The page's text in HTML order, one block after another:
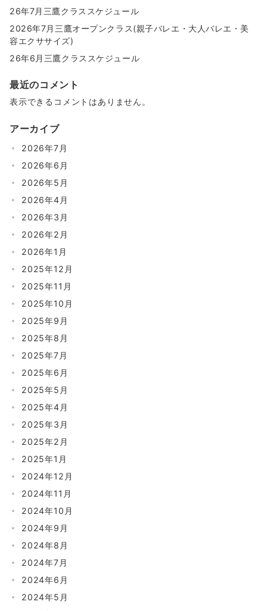
26年7月三鷹クラススケジュール
2026年7月三鷹オープンクラス(親子バレエ・大人バレエ・美
容エクササイズ)
26年6月三鷹クラススケジュール
最近のコメント
表示できるコメントはありません。
アーカイブ
2026年7月
2026年6月
2026年5月
2026年4月
2026年3月
2026年2月
2026年1月
2025年12月
2025年11月
2025年10月
2025年9月
2025年8月
2025年7月
2025年6月
2025年5月
2025年4月
2025年3月
2025年2月
2025年1月
2024年12月
2024年11月
2024年10月
2024年9月
2024年8月
2024年7月
2024年6月
2024年5月